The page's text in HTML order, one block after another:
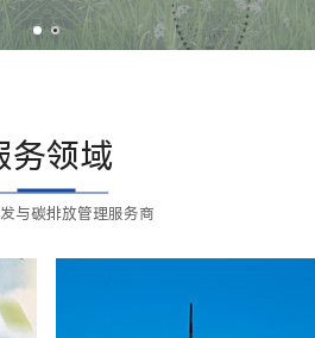
务领域
与碳排放管理服务商